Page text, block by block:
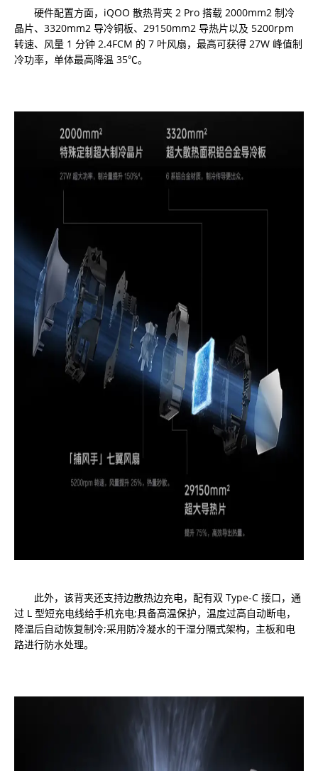
硬件配置方面，iQOO 散热背夹 2 Pro 搭载 2000mm2 制冷
晶片、3320mm2 导冷铜板、29150mm2 导热片以及 5200rpm
转速、风量 1 分钟 2.4FCM 的 7 叶风扇，最高可获得 27W 峰值制
冷功率，单体最高降温 35℃。
此外，该背夹还支持边散热边充电，配有双 Type-C 接口，通
过 L 型短充电线给手机充电;具备高温保护，温度过高自动断电，
降温后自动恢复制冷;采用防冷凝水的干湿分隔式架构，主板和电
路进行防水处理。